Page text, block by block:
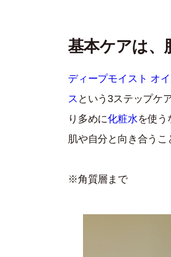
基本ケアは、
ディープモイスト オ
ス という3ステップケ
り多めに化粧水を使う
肌や自分と向き合うこ
※角質層まで